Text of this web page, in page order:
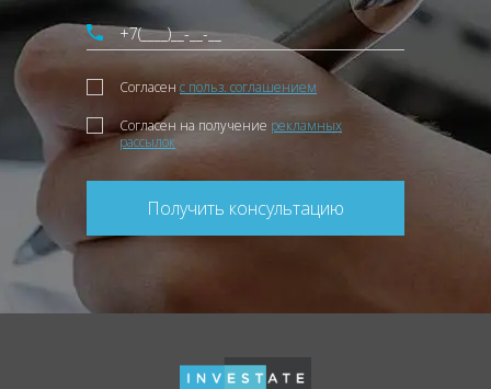
Согласен с польз. соглашением
Согласен на получение рекламных
рассылок
Получить консультацию